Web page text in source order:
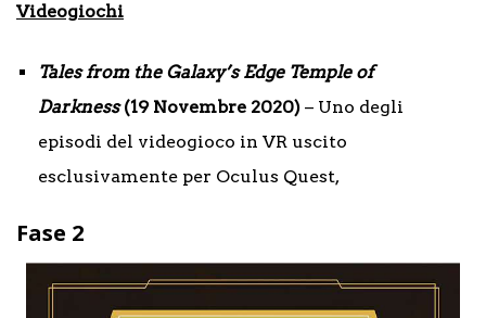
Videogiochi
Tales from the Galaxy’s Edge Temple of
Darkness(19 Novembre 2020) – Uno degli
episodi del videogioco in VR uscito
esclusivamente per Oculus Quest,
Fase 2